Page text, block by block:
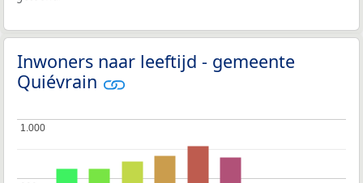
Inwoners naar leeftijd - gemeente
Quiévrain
1.000
1.000